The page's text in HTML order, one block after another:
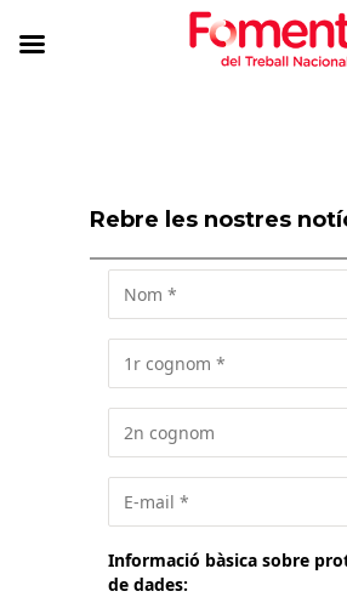
Rebre les nostres
Informació bàsica sobre
de dades: